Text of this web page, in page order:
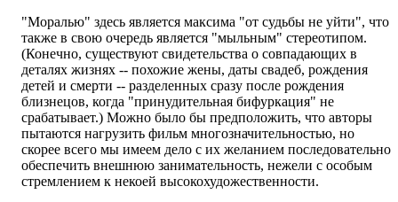
"Моралью" здесь является максима "от судьбы не уйти", что
также в свою очередь является "мыльным" стереотипом.
(Конечно, существуют свидетельства о совпадающих в
деталях жизнях -- похожие жены, даты свадеб, рождения
детей и смерти -- разделенных сразу после рождения
близнецов, когда "принудительная бифуркация" не
срабатывает.) Можно было бы предположить, что авторы
пытаются нагрузить фильм многозначительностью, но
скорее всего мы имеем дело с их желанием последовательно
обеспечить внешнюю занимательность, нежели с особым
стремлением к некоей высокохудожественности.